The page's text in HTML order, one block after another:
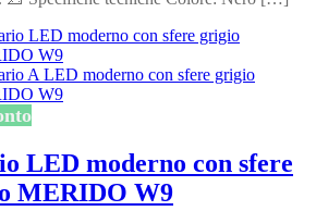
LED moderno con sfere
MERIDO W9